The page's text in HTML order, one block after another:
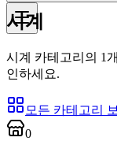
시계
시계 카테고리의 1
인하세요.
모든 카테고리
0